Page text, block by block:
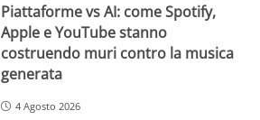
Piattaforme vs AI: come Spotify,
Apple e YouTube stanno
costruendo muri contro la musica
generata
4 Agosto 2026